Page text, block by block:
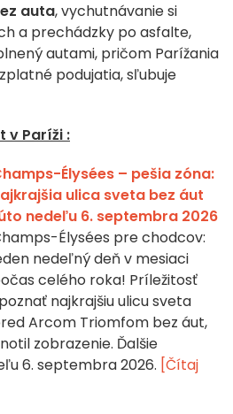
auta, vychutnávanie si
a prechádzky po asfalte,
autami, pričom Parížania
podujatia, sľubuje
v Paríži :
Élysées – pešia zóna:
ulica sveta bez áut
nedeľu 6. septembra 2026
Élysées pre chodcov:
nedeľný deň v mesiaci
celého roka! Príležitosť
najkrajšiu ulicu sveta
Arcom Triomfom bez áut,
zobrazenie. Ďalšie
6. septembra 2026. [Čítaj